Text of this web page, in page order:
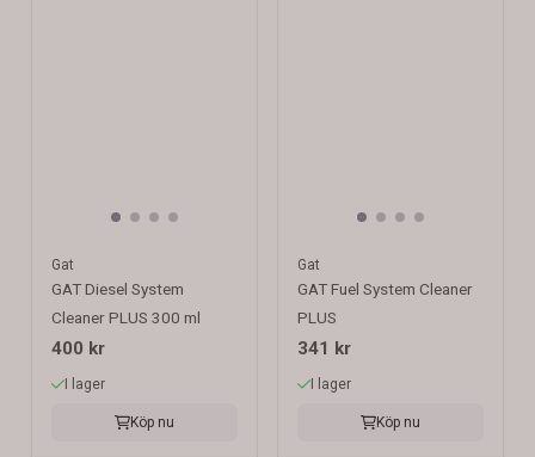
Gat
GAT Diesel System
Cleaner PLUS 300 ml
400 kr
I lager
Köp nu
Gat
GAT Fuel System Cleaner
PLUS
341 kr
I lager
Köp nu